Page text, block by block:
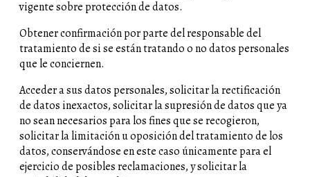
vigente sobre protección de datos.
Obtener confirmación por parte del responsable del
tratamiento de si se están tratando o no datos personales
que le conciernen.
Acceder a sus datos personales, solicitar la rectificación
de datos inexactos, solicitar la supresión de datos que ya
no sean necesarios para los fines que se recogieron,
solicitar la limitación u oposición del tratamiento de los
datos, conservándose en este caso únicamente para el
ejercicio de posibles reclamaciones, y solicitar la